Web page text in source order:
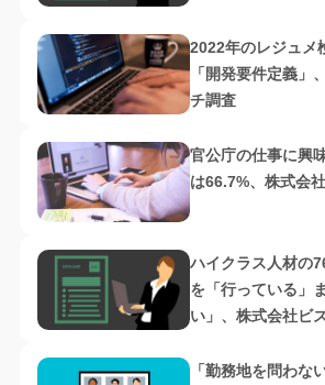
2022年のレジュメ
「開発要件定義」
チ調査
官公庁の仕事に興
は66.7%、株式会
ハイクラス人材の
を「行っている」
い」、株式会社ビ
「勤務地を問わな